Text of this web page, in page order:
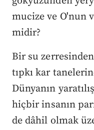
mucize ve O'nun
midir?
Bir su
tıpkı kar
Dünyanın
hiçbir insanın
de dâhil olmak